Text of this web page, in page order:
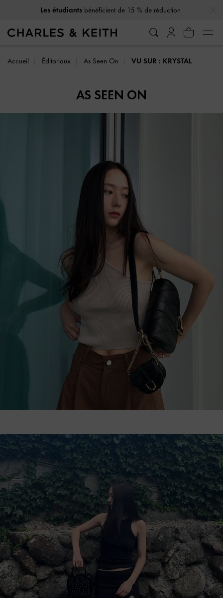
Les étudiants bénéficient de 15 % de réduction
Accueil Éditoriaux As Seen On VU SUR : KRYSTAL
AS SEEN ON